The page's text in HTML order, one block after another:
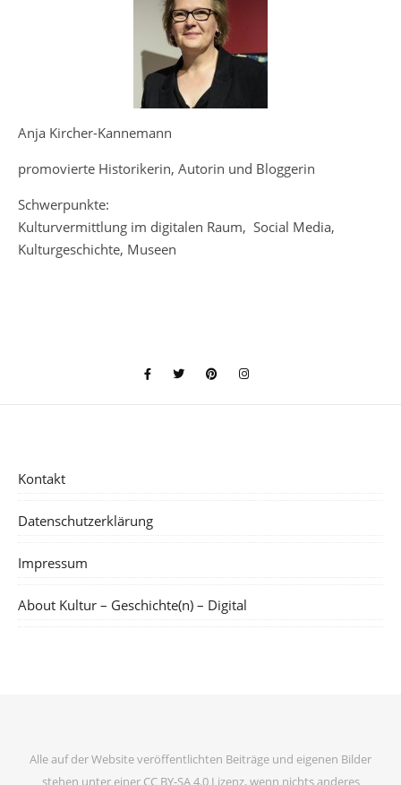
Anja Kircher-Kannemann
promovierte Historikerin, Autorin und Bloggerin
Schwerpunkte:
Kulturvermittlung im digitalen Raum, Social Media,
Kulturgeschichte, Museen
Kontakt
Datenschutzerklärung
Impressum
About Kultur – Geschichte(n) – Digital
Alle auf der Website veröffentlichten Beiträge und eigenen Bilder
stehen unter einer CC BY-SA 4.0 Lizenz, wenn nichts anderes